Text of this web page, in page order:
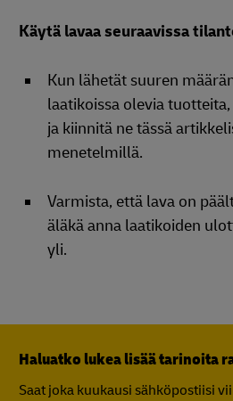
Käytä lavaa seuraavissa
Kun lähetät suuren
laatikoissa olevia
ja kiinnitä ne tässä
menetelmillä.
Varmista, että lava on
äläkä anna laatikoiden
yli.
Haluatko lukea lisää tarinoita
Saat joka kuukausi sähköpostiisi